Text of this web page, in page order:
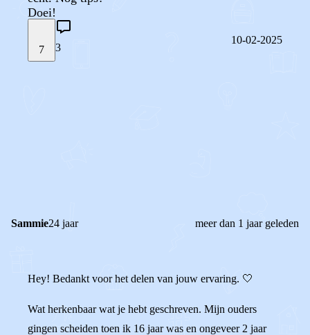
Doei!
7 3
10-02-2025
Sammie24 jaar meer dan 1 jaar geleden
Hey! Bedankt voor het delen van jouw ervaring. 🤍
Wat herkenbaar wat je hebt geschreven. Mijn ouders
gingen scheiden toen ik 16 jaar was en ongeveer 2 jaar